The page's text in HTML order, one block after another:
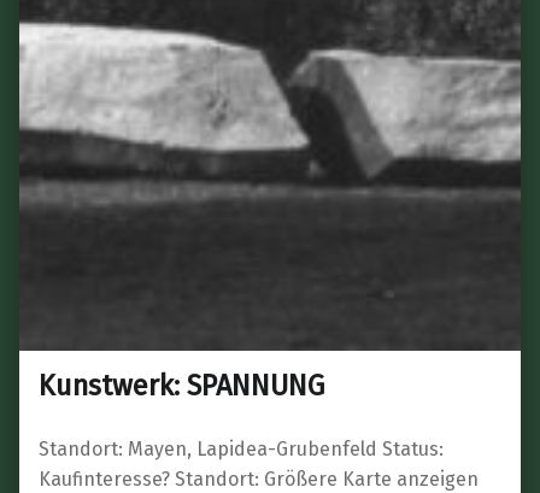
Kunstwerk: SPANNUNG
Standort: Mayen, Lapidea-Grubenfeld Status:
Kaufinteresse? Standort: Größere Karte anzeigen